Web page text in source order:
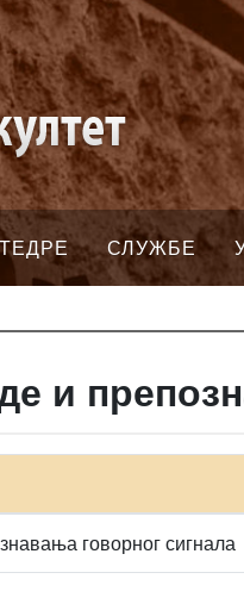
СЛУЖБЕ
и
говорног сигнала